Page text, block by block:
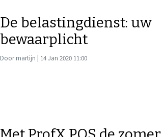
De belastingdienst: uw
bewaarplicht
Door martijn | 14 Jan 2020 11:00